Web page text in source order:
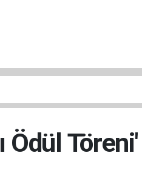
Ödül